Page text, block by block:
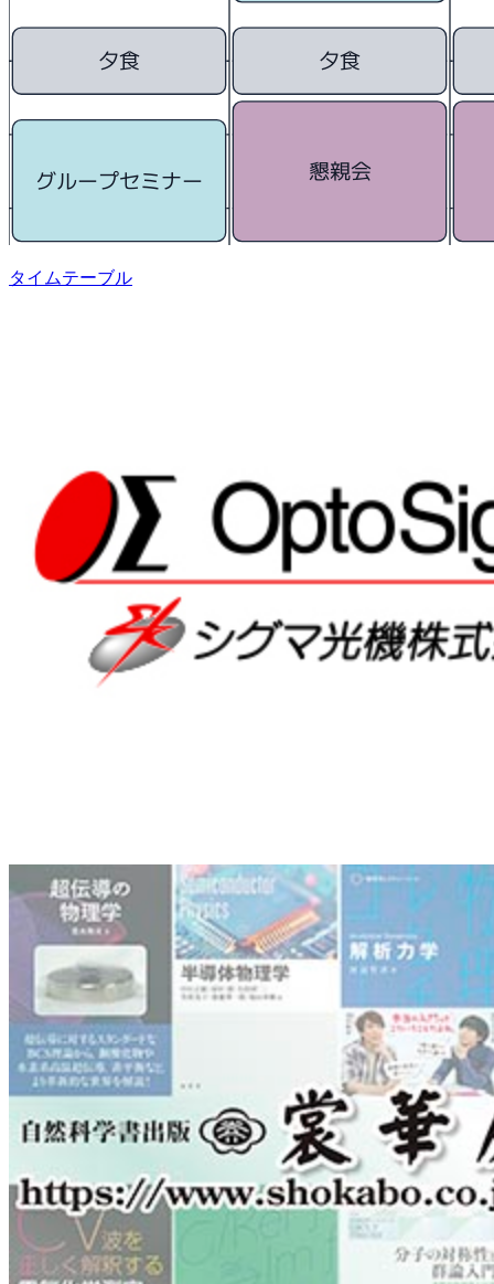
グループセミナー 懇親会
夕食 夕食
タイムテーブル